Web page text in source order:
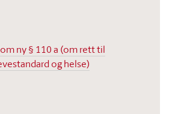
ny § 110 a (om rett til
og helse)